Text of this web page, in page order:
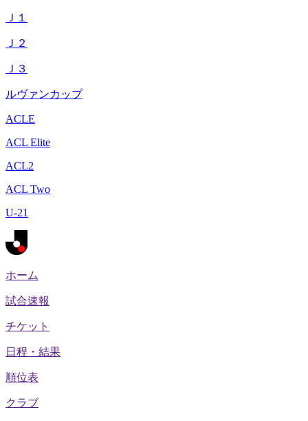
Ｊ１
Ｊ２
Ｊ３
ルヴァンカップ
ACLE
ACL Elite
ACL2
ACL Two
U-21
ホーム
試合速報
チケット
日程・結果
順位表
クラブ